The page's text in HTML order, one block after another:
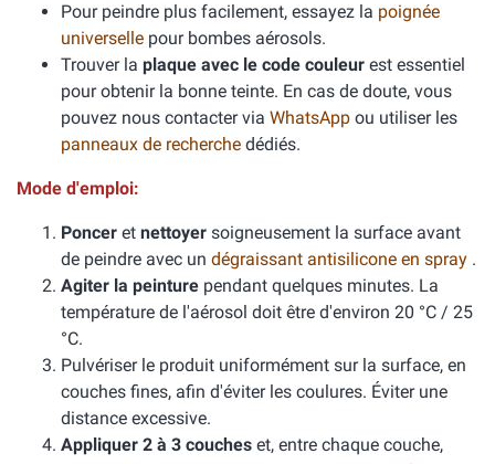
Pour peindre plus facilement, essayez la poignée
universelle pour bombes aérosols.
Trouver la plaque avec le code couleur est essentiel
pour obtenir la bonne teinte. En cas de doute, vous
pouvez nous contacter via WhatsApp ou utiliser les
panneaux de recherche dédiés.
Mode d'emploi:
Poncer et nettoyer soigneusement la surface avant
de peindre avec un dégraissant antisilicone en spray .
Agiter la peinture pendant quelques minutes. La
température de l'aérosol doit être d'environ 20 °C / 25
°C.
Pulvériser le produit uniformément sur la surface, en
couches fines, afin d'éviter les coulures. Éviter une
distance excessive.
Appliquer 2 à 3 couches et, entre chaque couche,